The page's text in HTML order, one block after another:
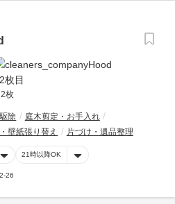
2枚
除
庭木剪定・お手入れ
壁紙張り替え 片づけ・遺品整理
21時以降OK
26